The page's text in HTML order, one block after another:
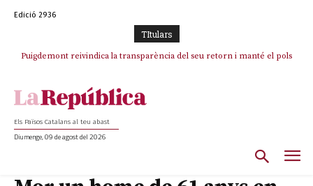
Edició 2936
TItulars
Puigdemont reivindica la transparència del seu retorn i manté el pols
Els Països Catalans al teu abast
Diumenge, 09 de agost del 2026